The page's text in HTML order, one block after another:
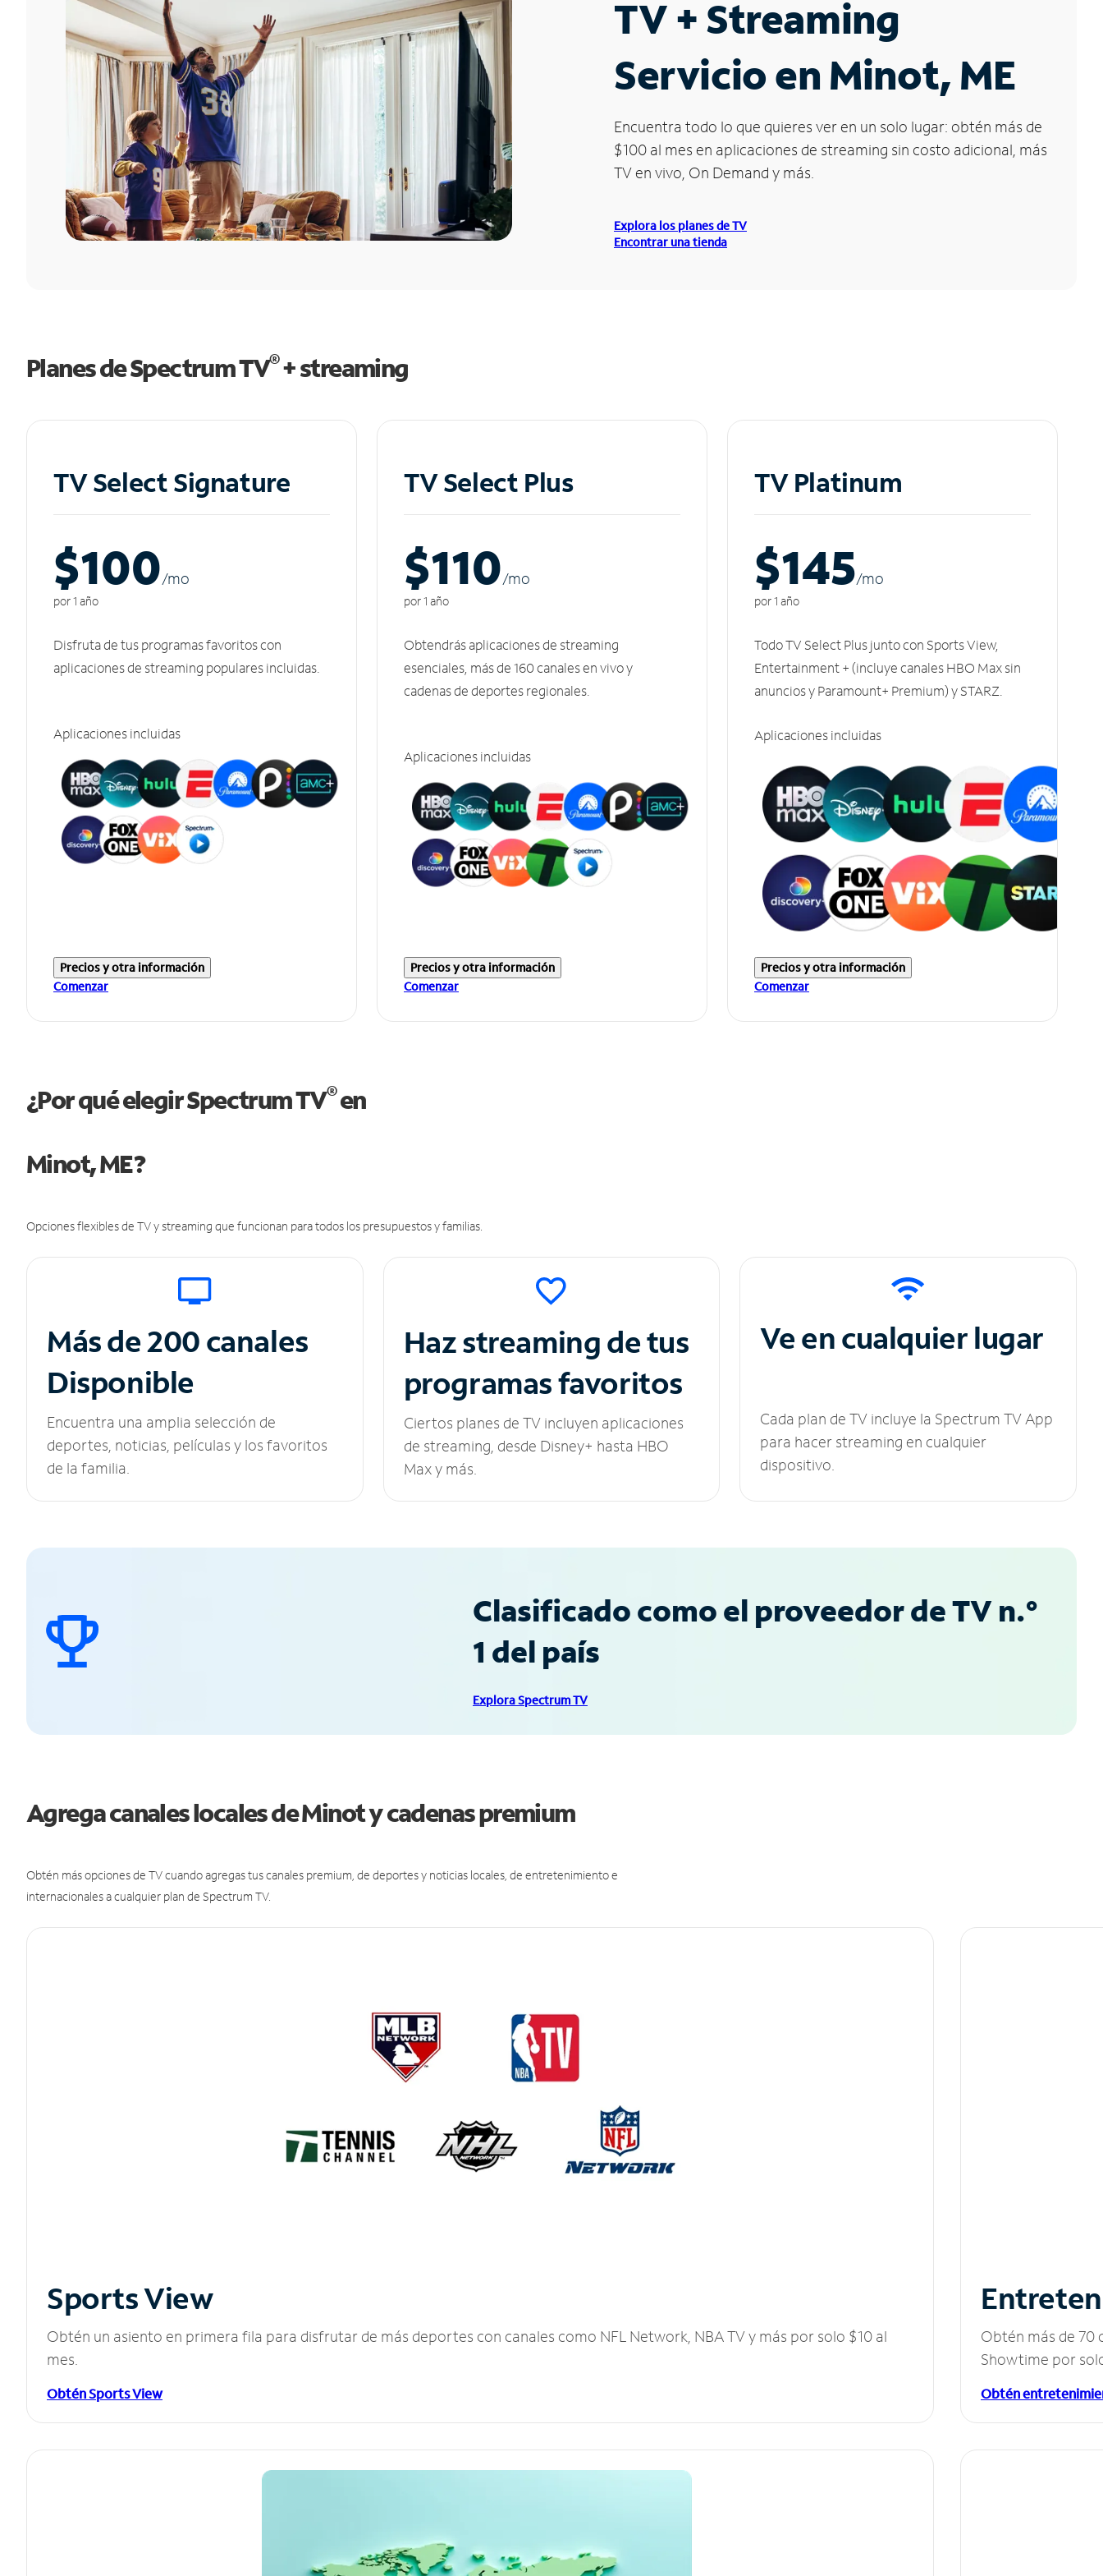
TV + Streaming
Servicio en Minot, ME
Encuentra todo lo que quieres ver en un solo lugar: obtén más de
$100 al mes en aplicaciones de streaming sin costo adicional, más
TV en vivo, On Demand y más.
Explora los planes de TV
Encontrar una tienda
Planes de Spectrum TV®+ streaming
TV Select Signature
$100/mo
por 1 año
Disfruta de tus programas favoritos con
aplicaciones de streaming populares incluidas.
Aplicaciones incluidas
Precios y otra información
Comenzar
TV Select Plus
$110/mo
por 1 año
Obtendrás aplicaciones de streaming
esenciales, más de 160 canales en vivo y
cadenas de deportes regionales.
Aplicaciones incluidas
Precios y otra información
Comenzar
TV Platinum
$145/mo
por 1 año
Todo TV Select Plus junto con Sports View,
Entertainment + (incluye canales HBO Max sin
anuncios y Paramount+ Premium) y STARZ.
Aplicaciones incluidas
Precios y otra información
Comenzar
¿Por qué elegir Spectrum TV®en
Minot, ME?
Opciones flexibles de TV y streaming que funcionan para todos los presupuestos y familias.
Más de 200 canales
Disponible
Encuentra una amplia selección de
deportes, noticias, películas y los favoritos
de la familia.
Haz streaming de tus
programas favoritos
Ciertos planes de TV incluyen aplicaciones
de streaming, desde Disney+ hasta HBO
Max y más.
Ve en cualquier lugar
Cada plan de TV incluye la Spectrum TV App
para hacer streaming en cualquier
dispositivo.
Clasificado como el proveedor de TV n.°
1 del país
Explora Spectrum TV
Agrega canales locales de Minot y cadenas premium
Obtén más opciones de TV cuando agregas tus canales premium, de deportes y noticias locales, de entretenimiento e
internacionales a cualquier plan de Spectrum TV.
Sports View
Obtén un asiento en primera fila para disfrutar de más deportes con canales como NFL Network, NBA TV y más por solo $10 al
mes.
Obtén Sports View
Obtén más de 70
Showtime por
Obtén